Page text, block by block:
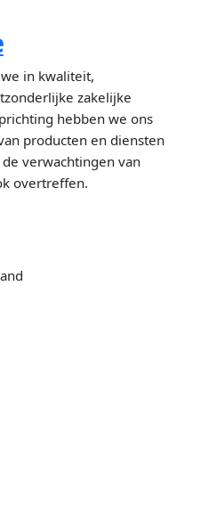
in kwaliteit,
zakelijke
hebben we ons
producten en diensten
verwachtingen van
overtreffen.